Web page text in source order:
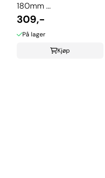
180mm ...
309,-
På lager
Kjøp